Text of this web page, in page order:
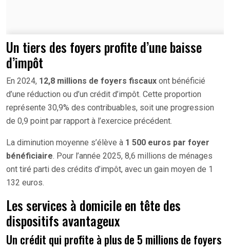
Un tiers des foyers profite d’une baisse
d’impôt
En 2024, 12,8 millions de foyers fiscaux ont bénéficié
d’une réduction ou d’un crédit d’impôt. Cette proportion
représente 30,9% des contribuables, soit une progression
de 0,9 point par rapport à l’exercice précédent.
La diminution moyenne s’élève à 1 500 euros par foyer
bénéficiaire. Pour l’année 2025, 8,6 millions de ménages
ont tiré parti des crédits d’impôt, avec un gain moyen de 1
132 euros.
Les services à domicile en tête des
dispositifs avantageux
Un crédit qui profite à plus de 5 millions de foyers